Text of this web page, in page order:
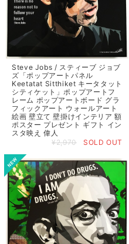
Steve Jobs / スティーブ ジョブ
ズ「ポップアートパネル
Keetatat Sitthiket キータタット
シティケット」ポップアートフ
レーム ポップアートボード グラ
フィックアート ウォールアート
絵画 壁立て 壁掛けインテリア 額
ポスター プレゼント ギフト イン
スタ映え 偉人
¥2,970
SOLD OUT